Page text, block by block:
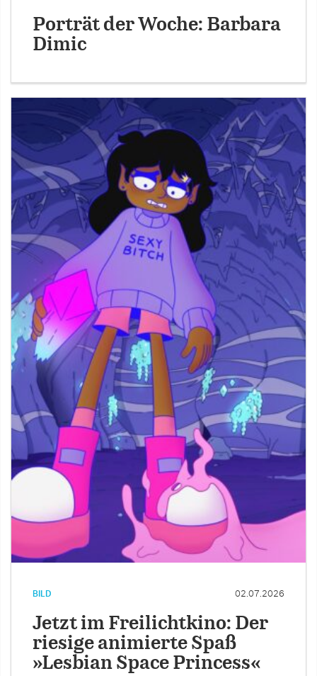
Porträt der Woche: Barbara
Dimic
BILD 02.07.2026
Jetzt im Freilichtkino: Der
riesige animierte Spaß
»Lesbian Space Princess«